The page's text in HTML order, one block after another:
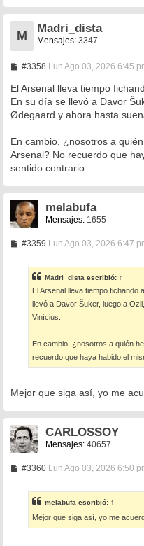
M
Madri_dista
Mensajes: 3347
#3358M
n
s
a
j
Lun Ago 03, 2026 6:45
El Arsenal lleva tiempo
En su día se llevó a Davor
Ødegaard y ahora hasta
En cambio, ¿nosotros a
Arsenal? No recuerdo que
sentido contrario.
melabufa
Mensajes: 1655
#3359M
a
j
e
Lun Ago 03, 2026 6:47
Madri_dista escribió: ↑
El Arsenal lleva tiempo fichando
llevó a Davor Šuker, luego a
Vinícius.
En cambio, ¿nosotros a quién
recuerdo que haya habido el
Mejor que siga así, yo me
CARLOSSOY
Mensajes: 40657
#3360M
a
j
e
Lun Ago 03, 2026 6:50
melabufa escribió: ↑
Mejor que siga así, yo me